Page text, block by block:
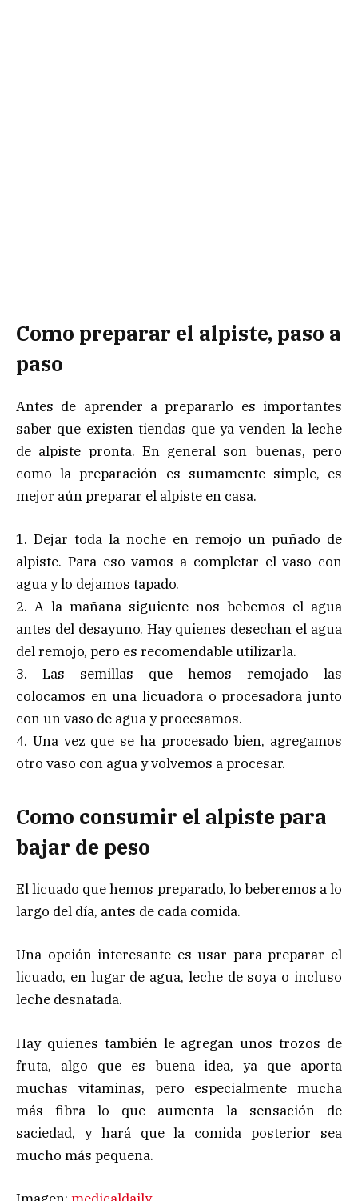
Como preparar el alpiste, paso a
paso
Antes de aprender a prepararlo es importantes
saber que existen tiendas que ya venden la leche
de alpiste pronta. En general son buenas, pero
como la preparación es sumamente simple, es
mejor aún preparar el alpiste en casa.
1. Dejar toda la noche en remojo un puñado de
alpiste. Para eso vamos a completar el vaso con
agua y lo dejamos tapado.
2. A la mañana siguiente nos bebemos el agua
antes del desayuno. Hay quienes desechan el agua
del remojo, pero es recomendable utilizarla.
3. Las semillas que hemos remojado las
colocamos en una licuadora o procesadora junto
con un vaso de agua y procesamos.
4. Una vez que se ha procesado bien, agregamos
otro vaso con agua y volvemos a procesar.
Como consumir el alpiste para
bajar de peso
El licuado que hemos preparado, lo beberemos a lo
largo del día, antes de cada comida.
Una opción interesante es usar para preparar el
licuado, en lugar de agua, leche de soya o incluso
leche desnatada.
Hay quienes también le agregan unos trozos de
fruta, algo que es buena idea, ya que aporta
muchas vitaminas, pero especialmente mucha
más fibra lo que aumenta la sensación de
saciedad, y hará que la comida posterior sea
mucho más pequeña.